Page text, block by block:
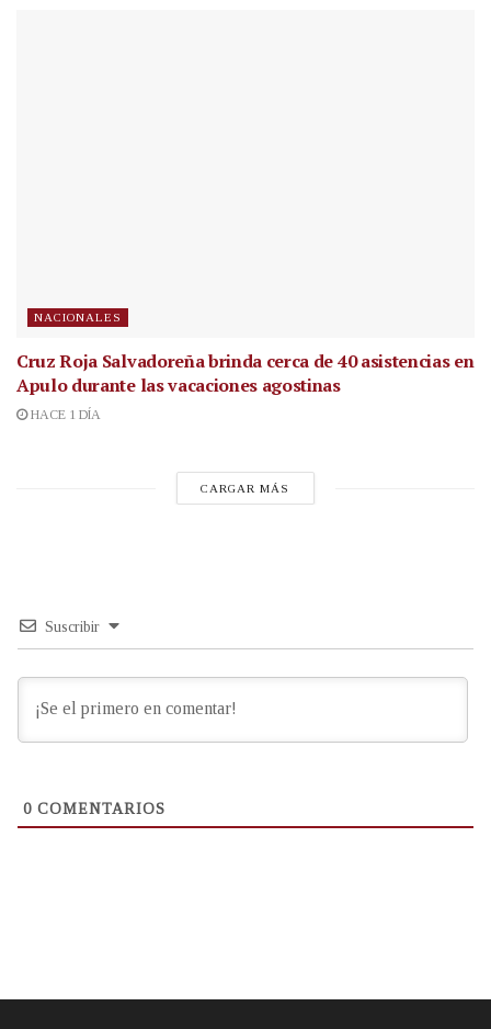
NACIONALES
Cruz Roja Salvadoreña brinda cerca de 40 asistencias en
Apulo durante las vacaciones agostinas
HACE 1 DÍA
CARGAR MÁS
Suscribir
0 COMENTARIOS